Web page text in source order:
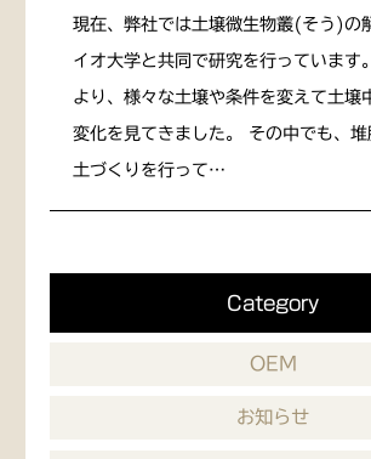
現在、弊社では土壌微生物叢(そう)の
イオ大学と共同で研究を行っていま
より、様々な土壌や条件を変えて土壌
変化を見てきました。 その中でも、堆
土づくりを行って…
Category
OEM
お知らせ